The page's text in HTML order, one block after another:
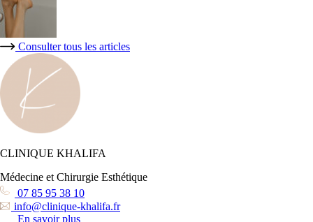
Consulter tous les articles
CLINIQUE KHALIFA
Médecine et Chirurgie Esthétique
07 85 95 38 10
info@clinique-khalifa.fr
En savoir plus